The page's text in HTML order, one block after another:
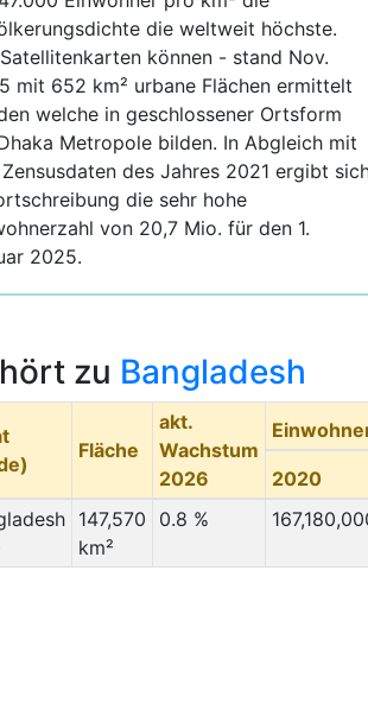
die weltweit höchste.
können - stand Nov.
mit 652 km² urbane Flächen ermittelt
welche in geschlossener Ortsform
Metropole bilden. In Abgleich mit
des Jahres 2021 ergibt
die sehr hohe
von 20,7 Mio. für den 1.
2025.
zu Bangladesh
Fläche
akt.
Wachstum
2026
2020
147,570
km²
0.8 %